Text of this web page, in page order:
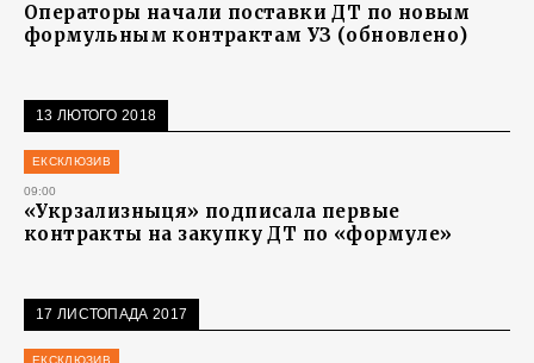
Операторы начали поставки ДТ по новым
формульным контрактам УЗ (обновлено)
13 ЛЮТОГО 2018
ЕКСКЛЮЗИВ
09:00
«Укрзализныця» подписала первые
контракты на закупку ДТ по «формуле»
17 ЛИСТОПАДА 2017
ЕКСКЛЮЗИВ